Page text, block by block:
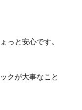
っと安心です。
クが大事なこと